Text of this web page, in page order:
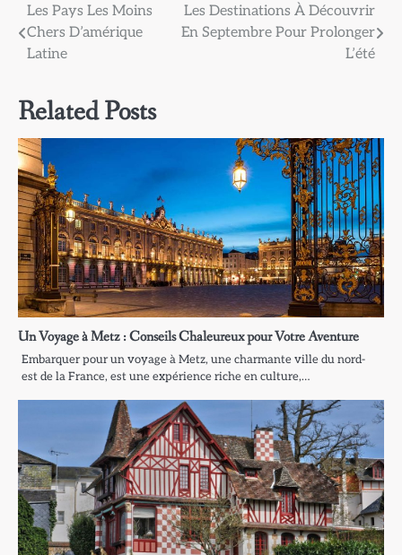
Navigation
de
Les Pays Les Moins
Chers D’amérique
Latine
Les Destinations À Découvrir
En Septembre Pour Prolonger
L’été
Related Posts
Un Voyage à Metz : Conseils Chaleureux pour Votre Aventure
Embarquer pour un voyage à Metz, une charmante ville du nord-
est de la France, est une expérience riche en culture,…